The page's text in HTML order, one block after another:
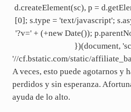
d.createElement(sc), p =
[0]; s.type = 'text/javascript';
'?v=' + (+new Date());
})(document,
'//cf.bstatic.com/static/
A veces, esto puede agotarnos y
perdidos y sin esperanza.
ayuda de lo alto.